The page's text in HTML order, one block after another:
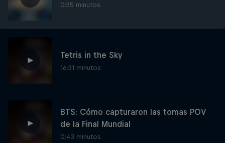
0:35 minutos
Tetris in the Sky
16:31 minutos
BTS: Cómo capturaron las tomas POV
de la Final Mundial
0:43 minutos